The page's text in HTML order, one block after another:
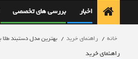
اخبار بررسی های تخصصی
خانه راهنمای خرید بهترین مدل دستبند طلا
راهنمای خرید